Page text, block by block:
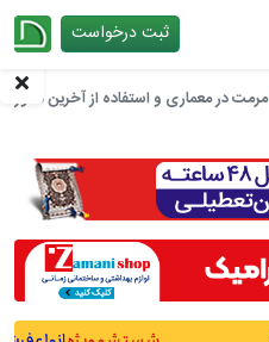
ثبت درخواست
مرمت در معماری و استفاده از آخرین